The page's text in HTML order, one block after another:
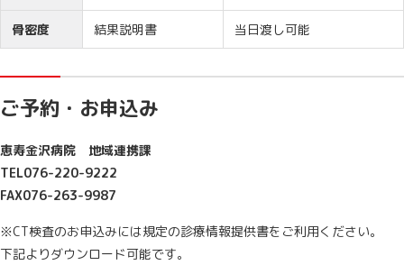
骨密度 結果説明書 当日渡し可能
ご予約・お申込み
恵寿金沢病院 地域連携課
TEL076-220-9222
FAX076-263-9987
※CT検査のお申込みには規定の診療情報提供書をご利用ください。
下記よりダウンロード可能です。